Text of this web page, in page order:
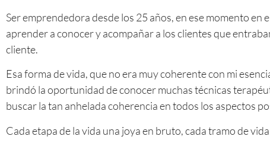
Ser emprendedora desde los 25 años, en ese momento
aprender a conocer y acompañar a los clientes que
cliente.
Esa forma de vida, que no era muy coherente con mi
brindó la oportunidad de conocer muchas técnicas
buscar la tan anhelada coherencia en todos los aspectos
Cada etapa de la vida una joya en bruto, cada tramo de